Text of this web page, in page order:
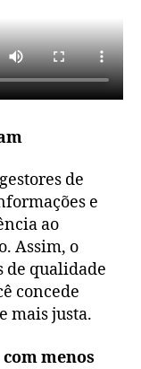
de
e
ao
Assim, o
de qualidade
concede
mais justa.
menos